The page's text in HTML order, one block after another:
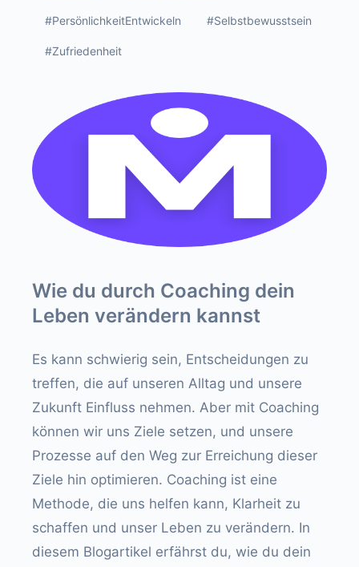
#PersönlichkeitEntwickeln #Selbstbewusstsein
#Zufriedenheit
Wie du durch Coaching dein
Leben verändern kannst
Es kann schwierig sein, Entscheidungen zu
treffen, die auf unseren Alltag und unsere
Zukunft Einfluss nehmen. Aber mit Coaching
können wir uns Ziele setzen, und unsere
Prozesse auf den Weg zur Erreichung dieser
Ziele hin optimieren. Coaching ist eine
Methode, die uns helfen kann, Klarheit zu
schaffen und unser Leben zu verändern. In
diesem Blogartikel erfährst du, wie du dein